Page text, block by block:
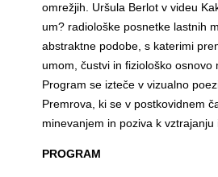
omrežjih. Uršula Berlot v videu
um? radiološke posnetke lastnih
abstraktne podobe, s katerimi
umom, čustvi in fiziološko osnovo
Program se izteče v vizualno
Premrova, ki se v postkovidnem
minevanjem in poziva k vztrajanju
PROGRAM